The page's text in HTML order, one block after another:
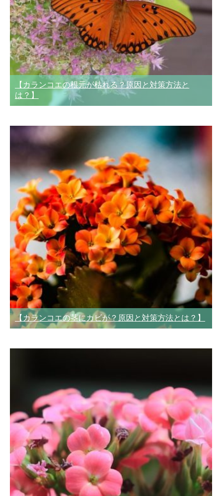
【カランコエの根元が枯れる？原因と対策方法と
は？】
【カランコエの茎にカビが？原因と対策方法とは？】